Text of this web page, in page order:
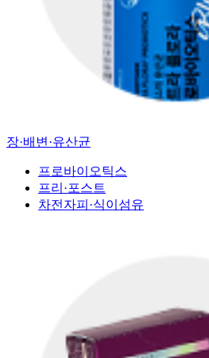
장·배변·유산균
프로바이오틱스
프리·포스트
차전자피·식이섬유